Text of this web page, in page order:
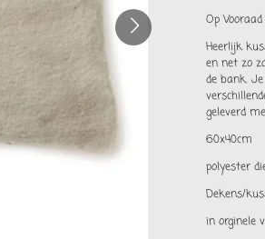
Op
Heerlijk
en net zo
de bank.
geleverd
60x40cm
polyester
Dekens/
in orginele